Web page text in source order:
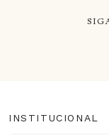
INSTITUCIONAL